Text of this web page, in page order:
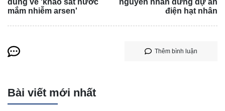
dùng về 'khảo sát nước
mắm nhiễm arsen'
nguyên nhân dừng dự án
điện hạt nhân
Thêm bình luận
Bài viết mới nhất